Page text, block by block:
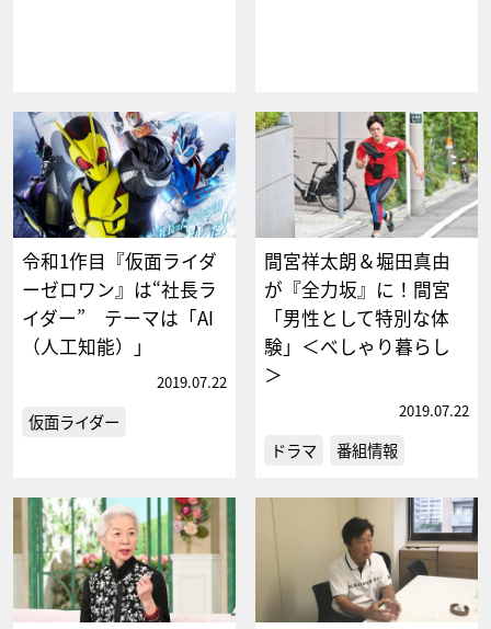
令和1作目『仮面ライダ
ーゼロワン』は“社長ラ
イダー” テーマは「AI
（人工知能）」
2019.07.22
仮面ライダー
間宮祥太朗＆堀田真由
が『全力坂』に！間宮
「男性として特別な体
験」＜べしゃり暮らし
＞
2019.07.22
ドラマ 番組情報